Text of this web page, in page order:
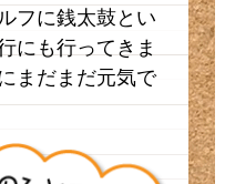
フに銭太鼓とい
にも行ってきま
まだまだ元気で